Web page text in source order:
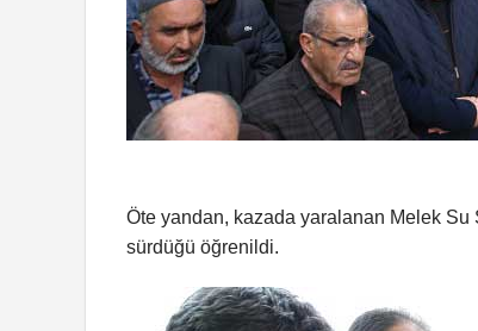
Öte yandan, kazada yaralanan Melek Su
sürdüğü öğrenildi.